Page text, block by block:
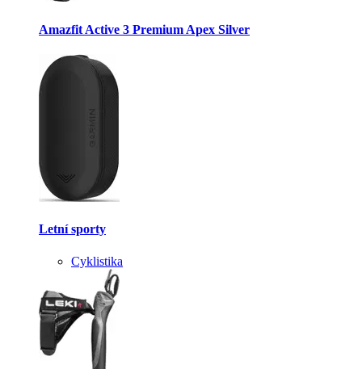
Amazfit Active 3 Premium Apex Silver
Letní sporty
Cyklistika